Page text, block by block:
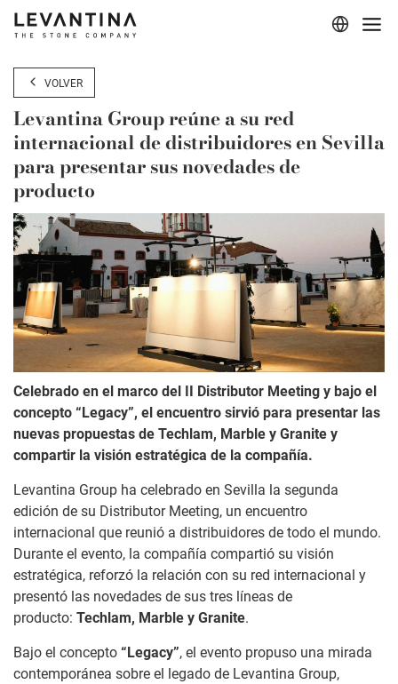
Corporativo
Materiales
Proyectos
Aplicaciones
Profesionales
VOLVER
Levantina Group reúne a su red
internacional de distribuidores en Sevilla
para presentar sus novedades de
producto
Celebrado en el marco del II Distributor Meeting y bajo el
concepto “Legacy”, el encuentro sirvió para presentar las
nuevas propuestas de Techlam, Marble y Granite y
compartir la visión estratégica de la compañía.
Levantina Group ha celebrado en Sevilla la segunda
edición de su Distributor Meeting, un encuentro
internacional que reunió a distribuidores de todo el mundo.
Durante el evento, la compañía compartió su visión
estratégica, reforzó la relación con su red internacional y
presentó las novedades de sus tres líneas de
producto: Techlam, Marble y Granite.
Bajo el concepto “Legacy”, el evento propuso una mirada
contemporánea sobre el legado de Levantina Group,